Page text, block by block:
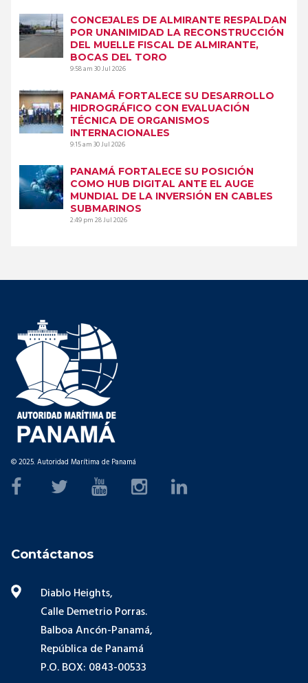
CONCEJALES DE ALMIRANTE RESPALDAN
POR UNANIMIDAD LA RECONSTRUCCIÓN
DEL MUELLE FISCAL DE ALMIRANTE,
BOCAS DEL TORO
9:58 am30 Jul 2026
PANAMÁ FORTALECE SU DESARROLLO
HIDROGRÁFICO CON EVALUACIÓN
TÉCNICA DE ORGANISMOS
INTERNACIONALES
9:15 am30 Jul 2026
PANAMÁ FORTALECE SU POSICIÓN
COMO HUB DIGITAL ANTE EL AUGE
MUNDIAL DE LA INVERSIÓN EN CABLES
SUBMARINOS
2:49 pm28 Jul 2026
© 2025. Autoridad Marítima de Panamá
Contáctanos
Diablo Heights,
Calle Demetrio Porras.
Balboa Ancón-Panamá,
República de Panamá
P.O. BOX: 0843-00533